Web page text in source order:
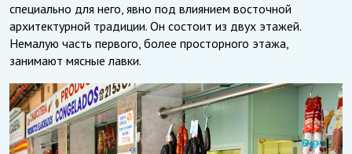
специально для него, явно под влиянием восточной
архитектурной традиции. Он состоит из двух этажей.
Немалую часть первого, более просторного этажа,
занимают мясные лавки.